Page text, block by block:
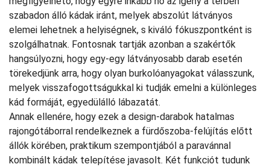
szabadon álló kádak iránt, melyek abszolút látványos
elemei lehetnek a helyiségnek, s kiváló fókuszpontként is
szolgálhatnak. Fontosnak tartják azonban a szakértők
hangsúlyozni, hogy egy-egy látványosabb darab esetén
törekedjünk arra, hogy olyan burkolóanyagokat válasszunk,
melyek visszafogottságukkal ki tudják emelni a különleges
kád formáját, egyedülálló lábazatát.
Annak ellenére, hogy ezek a design-darabok hatalmas
rajongótáborral rendelkeznek a fürdőszoba-felújítás előtt
állók körében, praktikum szempontjából a paravánnal
kombinált kádak telepítése javasolt. Két funkciót tudunk